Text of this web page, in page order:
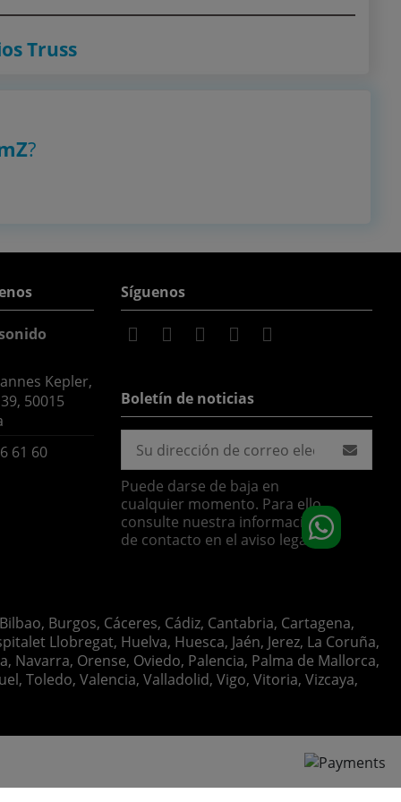
Truss
?
Kepler,
50015
61 60
Síguenos
Boletín de noticias
Puede darse de baja en
cualquier momento. Para ello,
consulte nuestra información
de contacto en el aviso legal.
Burgos, Cáceres, Cádiz, Cantabria, Cartagena,
Llobregat, Huelva, Huesca, Jaén, Jerez, La Coruña,
Navarra, Orense, Oviedo, Palencia, Palma de Mallorca,
Toledo, Valencia, Valladolid, Vigo, Vitoria, Vizcaya,